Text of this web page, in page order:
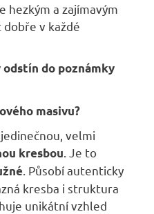
hezkým a zajímavým
v každé
do poznámky
masivu?
velmi
kresbou. Je to
. Působí autenticky
kresba i struktura
unikátní vzhled